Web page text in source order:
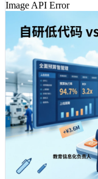
Image API Error